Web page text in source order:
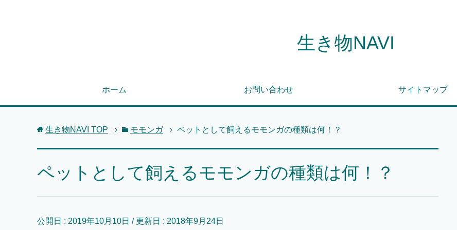
生き物NAVI
ホーム お問い合わせ サイトマップ
生き物NAVI TOP モモンガ ペットとして飼えるモモンガの種類は何！？
ペットとして飼えるモモンガの種類は何！？
公開日 : 2019年10月10日 / 更新日 : 2018年9月24日